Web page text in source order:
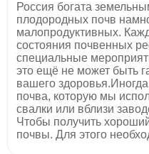
Россия богата
плодородных почв
малопродуктивных.
состояния почвенных
специальные
это ещё не может быть
вашего
почва, которую мы
свалки или вблизи
Чтобы получить
почвы. Для этого